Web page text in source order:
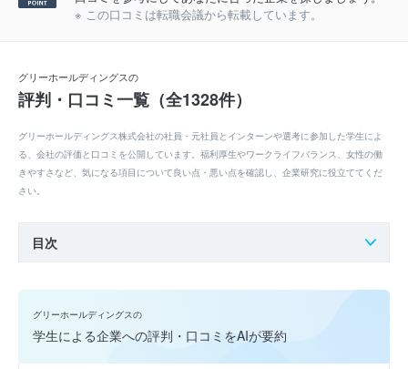
※ この口コミは転職会議から転載しています。
グリーホールディングスの
評判・口コミ一覧（全1328件）
グリーホールディングス株式会社の社員・元社員とインターンや選考に参加した学生によ
る、会社の評価と口コミを公開しています。福利厚生やワークライフバランス、女性の働
きやすさなど、気になる項目について良い点・悪い点を確認し、企業研究に役立ててくだ
さい。
目次
グリーホールディングスの
学生による企業への評判・口コミをAIが要約